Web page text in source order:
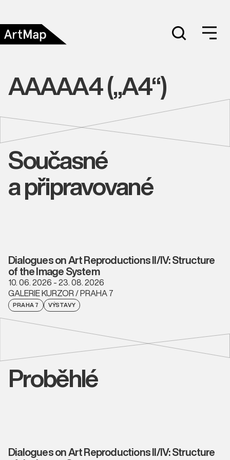
AAAAA4 („A4“)
Současné
a připravované
Dialogues on Art Reproductions II/IV: Structure
of the Image System
10. 06. 2026 - 23. 08. 2026
GALERIE KURZOR / PRAHA 7
PRAHA 7 VÝSTAVY
Proběhlé
Dialogues on Art Reproductions II/IV: Structure